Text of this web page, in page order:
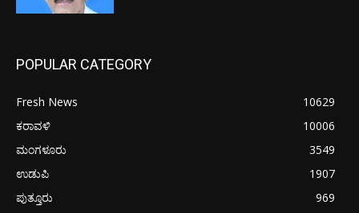
POPULAR CATEGORY
Fresh News
10629
ಕರಾವಳಿ
10006
ಮಂಗಳೂರು
3549
ಉಡುಪಿ
1907
ಪುತ್ತೂರು
969